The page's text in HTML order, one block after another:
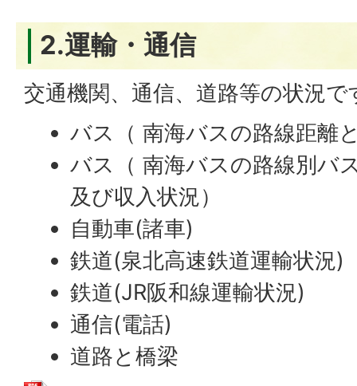
2.運輸・通信
交通機関、通信、道路等の状況で
バス（ 南海バスの路線距離
バス（ 南海バスの路線別バ
及び収入状況）
自動車(諸車)
鉄道(泉北高速鉄道運輸状況)
鉄道(JR阪和線運輸状況)
通信(電話)
道路と橋梁